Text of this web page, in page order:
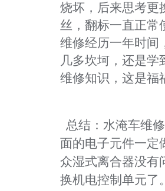
烧坏，后来思考更
丝，翻标一直正常
维修经历一年时间
几多坎坷，还是学
维修知识，这是福
总结：水淹车维
面的电子元件一定
众湿式离合器没有
换机电控制单元了